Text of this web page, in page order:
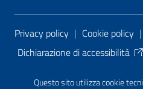
Questo sito utilizza cookie
Sezione Link Utili
Privacy policy | Cookie policy |
Dichiarazione di accessibilità